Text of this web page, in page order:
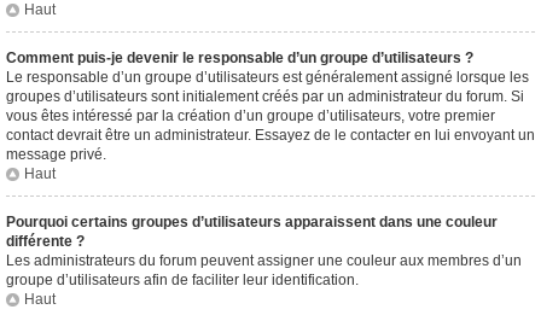
Haut
Comment puis-je devenir le responsable d’un groupe d’utilisateurs ?
Le responsable d’un groupe d’utilisateurs est généralement assigné lorsque les
groupes d’utilisateurs sont initialement créés par un administrateur du forum. Si
vous êtes intéressé par la création d’un groupe d’utilisateurs, votre premier
contact devrait être un administrateur. Essayez de le contacter en lui envoyant un
message privé.
Haut
Pourquoi certains groupes d’utilisateurs apparaissent dans une couleur
différente ?
Les administrateurs du forum peuvent assigner une couleur aux membres d’un
groupe d’utilisateurs afin de faciliter leur identification.
Haut